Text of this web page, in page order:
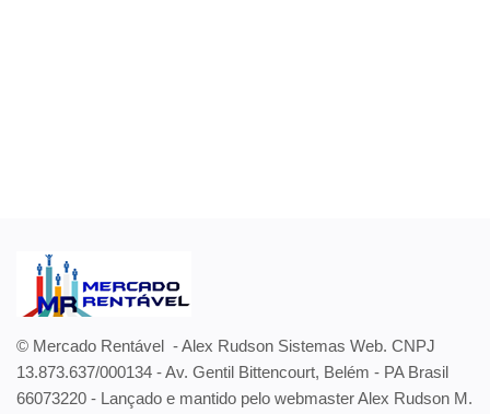
© Mercado Rentável - Alex Rudson Sistemas Web. CNPJ
13.873.637/000134 - Av. Gentil Bittencourt, Belém - PA Brasil
66073220 - Lançado e mantido pelo webmaster Alex Rudson M.